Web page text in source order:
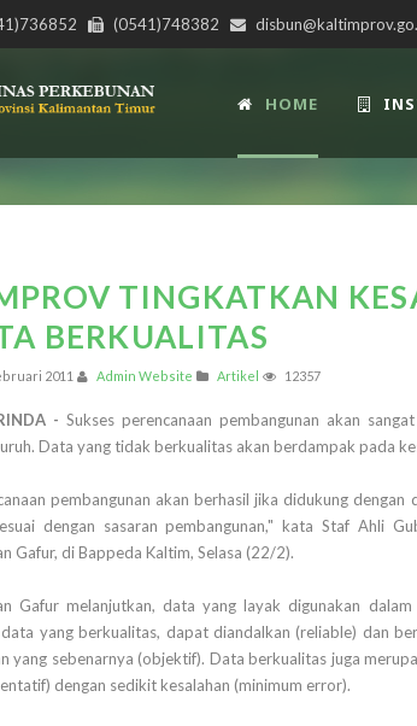
(0541)748382
HOME
TINGKATKAN
BERKUALITAS
2011 Admin Website Artikel 12357
- Sukses perencanaan pembangunan akan
Data yang tidak berkualitas akan berdampak pada
pembangunan akan berhasil jika didukung
dengan sasaran pembangunan," kata Staf Ahli
Gafur, di Bappeda Kaltim, Selasa (22/2).
Gafur melanjutkan, data yang layak digunakan
yang berkualitas, dapat diandalkan (reliable) dan
yang sebenarnya (objektif). Data berkualitas juga
dengan sedikit kesalahan (minimum error).